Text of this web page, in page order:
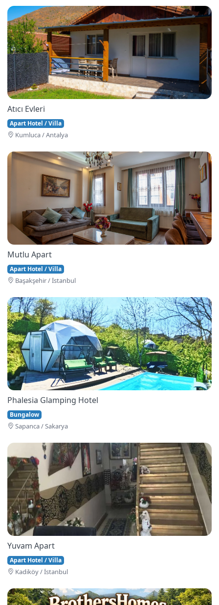
Atıcı Evleri
Apart Hotel / Villa
Kumluca / Antalya
Mutlu Apart
Apart Hotel / Villa
Başakşehi̇r / İstanbul
Phalesia Glamping Hotel
Bungalow
Sapanca / Sakarya
Yuvam Apart
Apart Hotel / Villa
Kadiköy / İstanbul